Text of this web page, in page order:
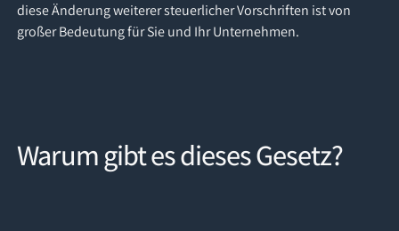
diese Änderung weiterer steuerlicher Vorschriften ist von
großer Bedeutung für Sie und Ihr Unternehmen.
Warum gibt es dieses Gesetz?